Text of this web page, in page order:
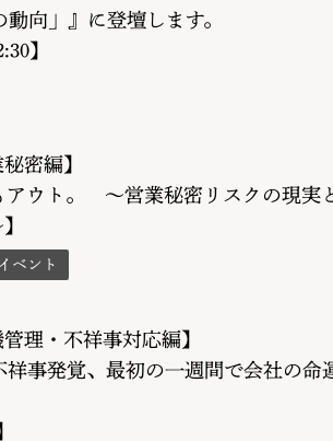
向」』に登壇します。
】
密編】
アウト。 〜営業秘密リスクの現実
】
ベント
理・不祥事対応編】
事発覚、最初の一週間で会社の命